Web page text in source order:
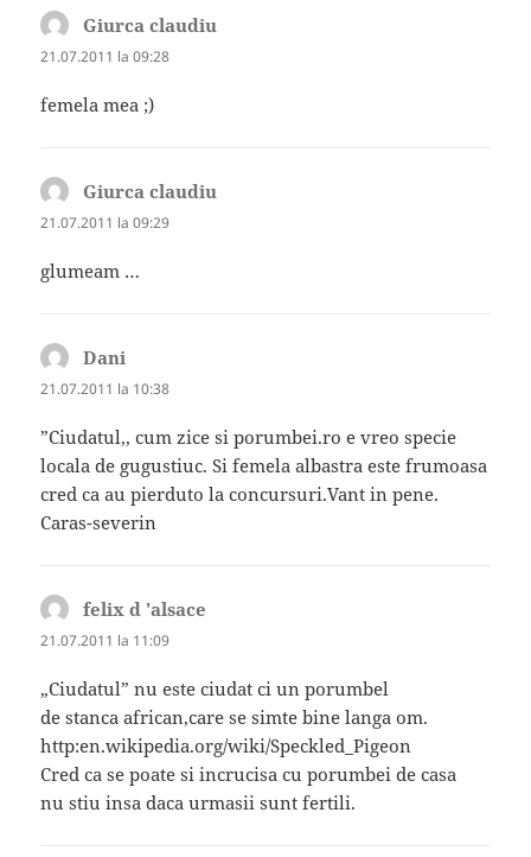
Giurca claudiu
21.07.2011 la 09:28
femela mea ;)
Giurca claudiu
21.07.2011 la 09:29
glumeam …
Dani
21.07.2011 la 10:38
”Ciudatul,, cum zice si porumbei.ro e vreo specie
locala de gugustiuc. Si femela albastra este frumoasa
cred ca au pierduto la concursuri.Vant in pene.
Caras-severin
felix d 'alsace
21.07.2011 la 11:09
„Ciudatul” nu este ciudat ci un porumbel
de stanca african,care se simte bine langa om.
http:en.wikipedia.org/wiki/Speckled_Pigeon
Cred ca se poate si incrucisa cu porumbei de casa
nu stiu insa daca urmasii sunt fertili.